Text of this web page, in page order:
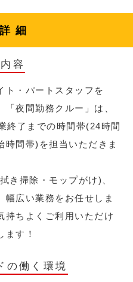
細
容
ト・パートスタッフを
「夜間勤務クルー」は、
終了までの時間帯(24時間
時間帯)を担当いただきま
き掃除・モップがけ)、
幅広い業務をお任せしま
持ちよくご利用いただけ
ます！
の働く環境